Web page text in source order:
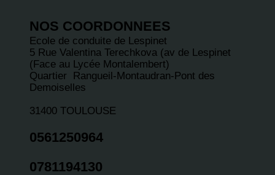
NOS COORDONNEES
Ecole de conduite de Lespinet
5 Rue Valentina Terechkova (av de Lespinet
(Face au Lycée Montalembert)
Quartier Rangueil-Montaudran-Pont des
Demoiselles
31400 TOULOUSE
0561250964
0781194130